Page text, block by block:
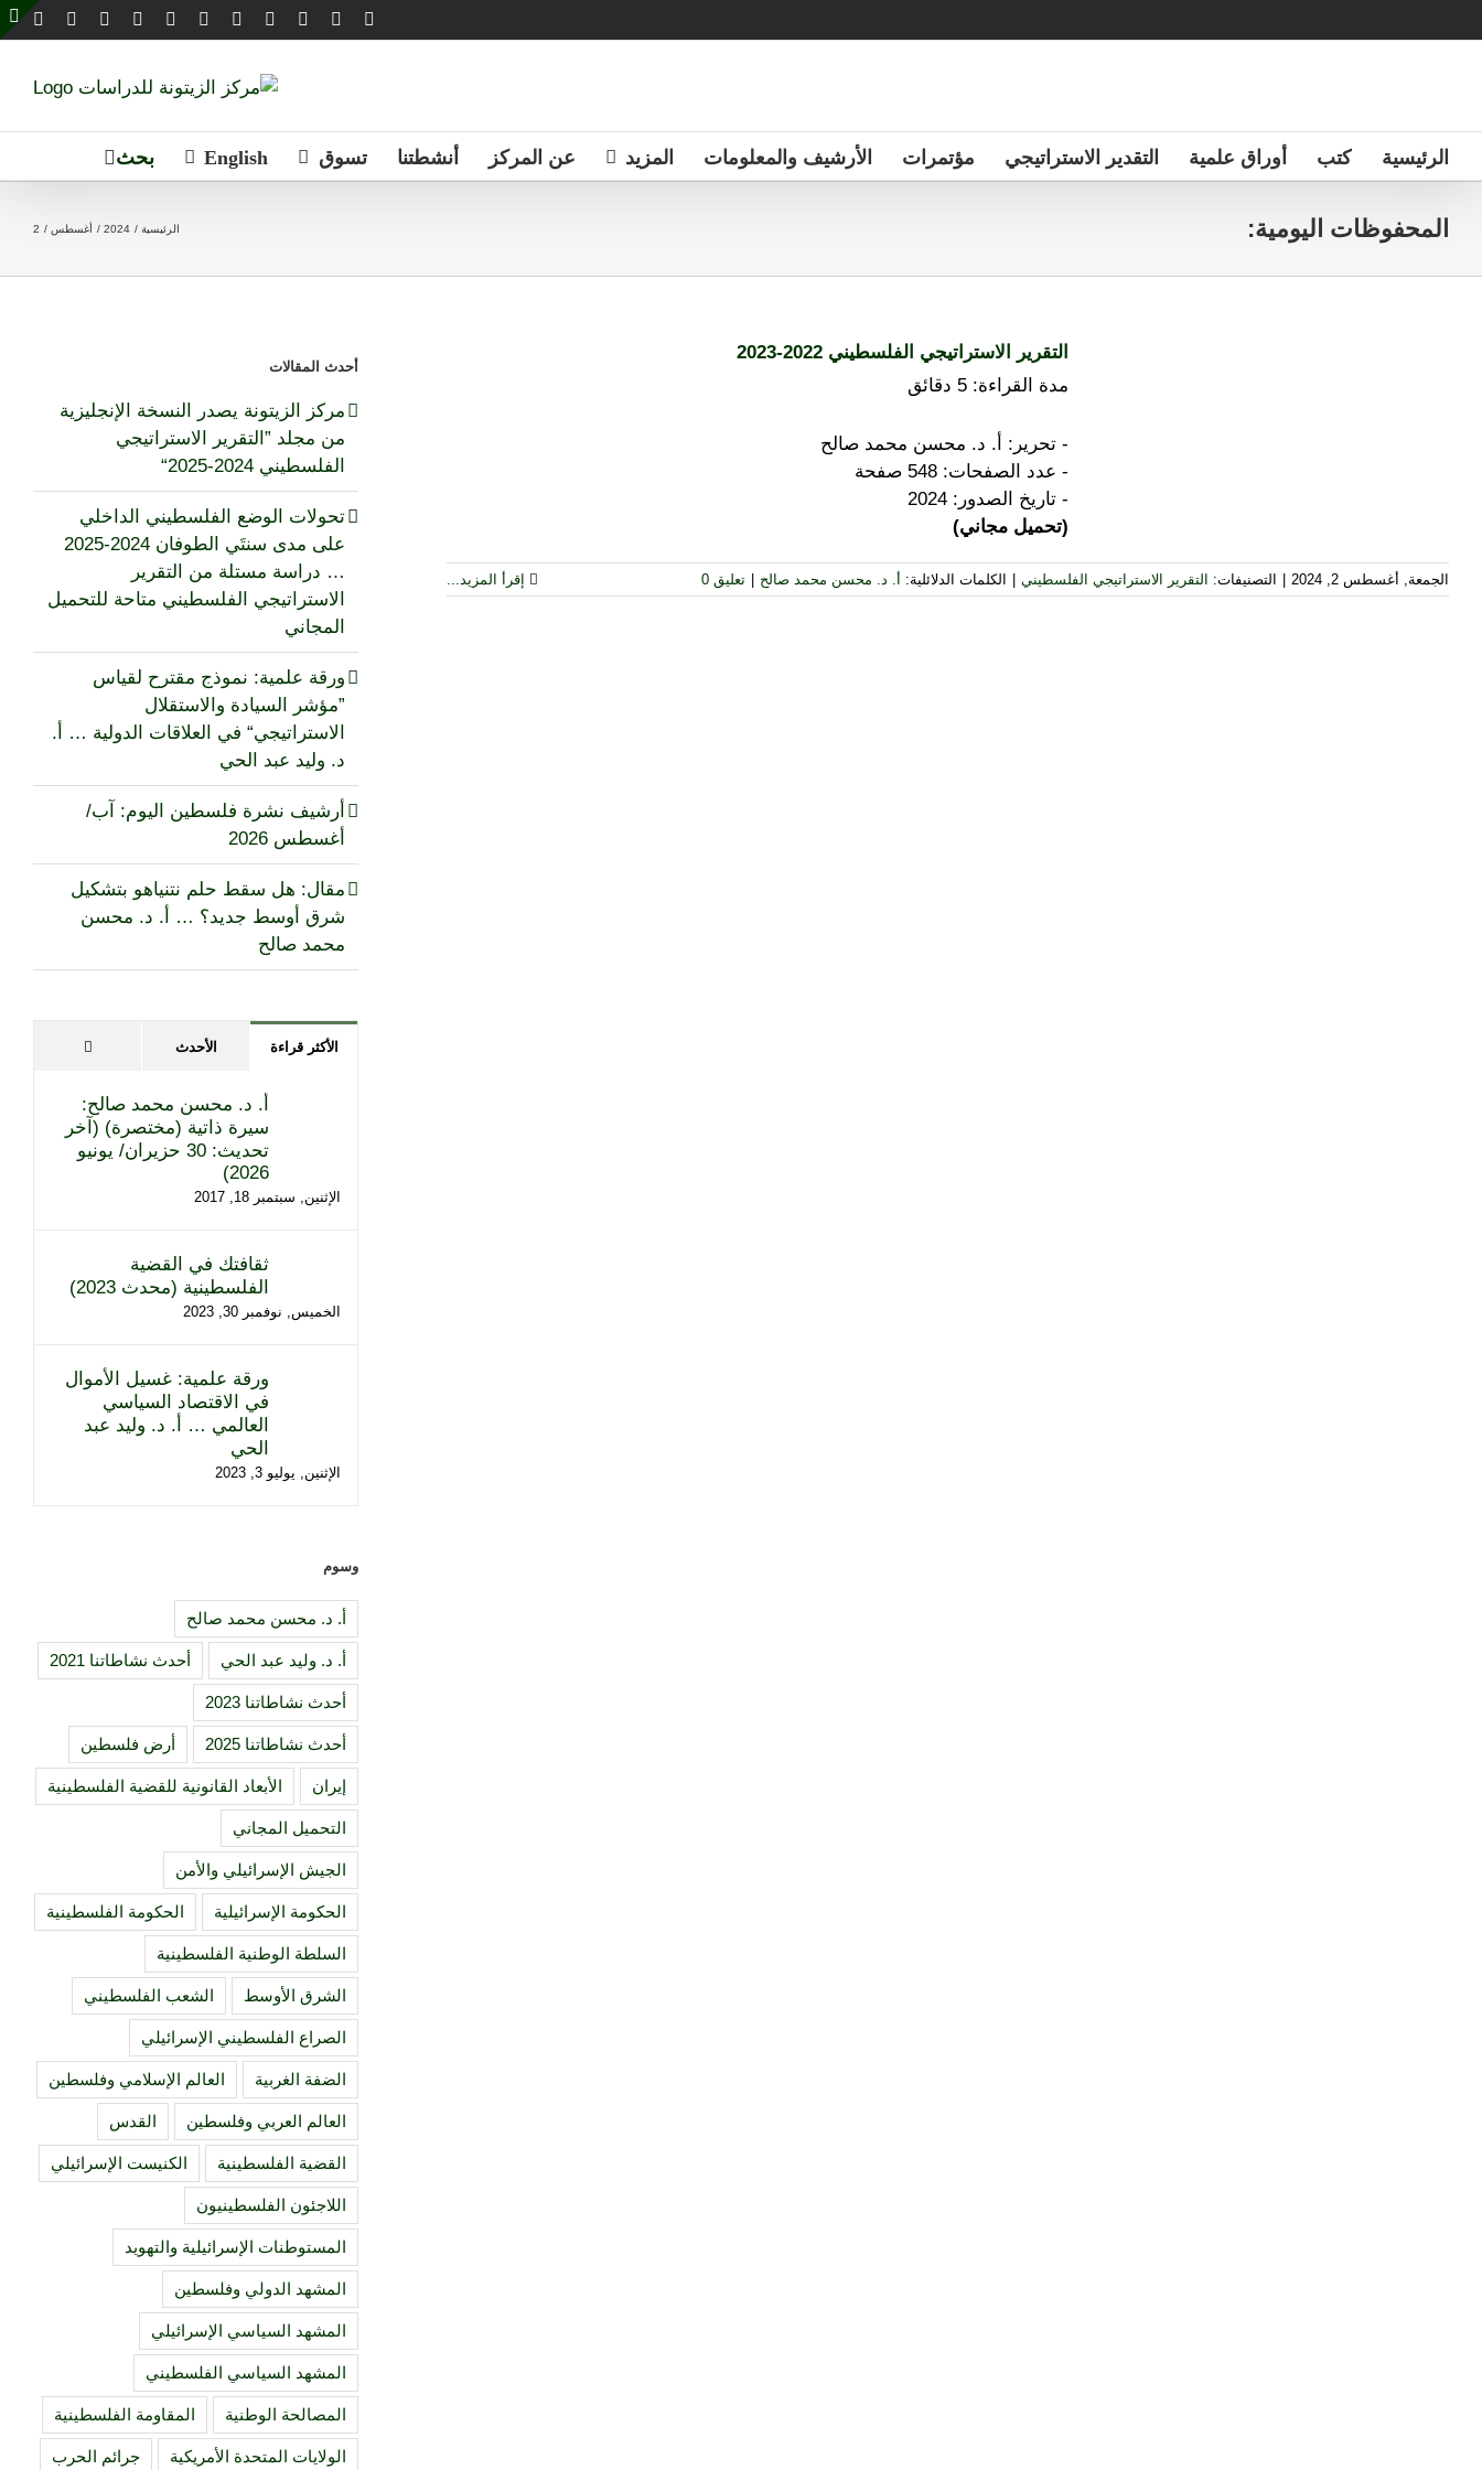
to
Facebook
Instagram
YouTube
Tiktok
Threads
LinkedIn
SoundCloud
WhatsApp
Telegram
الرئيسية كتب أوراق علمية التقدير الاستراتيجي مؤتمرات الأرشيف والمعلومات المزيد عن المركز أنشطتنا تسوق English
المحفوظات اليومية: الرئيسية 2024 أغسطس 2
التقرير الاستراتيجي الفلسطيني 2022-2023
مدة القراءة: 5 دقائق
- تحرير: أ. د. محسن محمد صالح
- عدد الصفحات: 548 صفحة
- تاريخ الصدور: 2024
(تحميل مجاني)
الجمعة, أغسطس 2, 2024 التصنيفات: التقرير الاستراتيجي الفلسطيني الكلمات الدلائلية: أ. د. محسن محمد صالح تعليق 0 إقرأ المزيد...
أحدث المقالات
مركز الزيتونة يصدر النسخة الإنجليزية
من مجلد ”التقرير الاستراتيجي
الفلسطيني 2024-2025“
تحولات الوضع الفلسطيني الداخلي
على مدى سنتَي الطوفان 2024-2025
… دراسة مستلة من التقرير
الاستراتيجي الفلسطيني متاحة للتحميل
المجاني
ورقة علمية: نموذج مقترح لقياس
”مؤشر السيادة والاستقلال
الاستراتيجي“ في العلاقات الدولية … أ.
د. وليد عبد الحي
أرشيف نشرة فلسطين اليوم: آب/
أغسطس 2026
مقال: هل سقط حلم نتنياهو بتشكيل
شرق أوسط جديد؟ … أ. د. محسن
محمد صالح
الأكثر قراءة الأحدث
أ. د. محسن محمد صالح:
سيرة ذاتية (مختصرة) (آخر
تحديث: 30 حزيران/ يونيو
2026)
الإثنين, سبتمبر 18, 2017
ثقافتك في القضية
الفلسطينية (محدث 2023)
الخميس, نوفمبر 30, 2023
ورقة علمية: غسيل الأموال
في الاقتصاد السياسي
العالمي … أ. د. وليد عبد
الحي
الإثنين, يوليو 3, 2023
وسوم
أ. د. محسن محمد صالح
أ. د. وليد عبد الحي أحدث نشاطاتنا 2021
أحدث نشاطاتنا 2023
أحدث نشاطاتنا 2025 أرض فلسطين
إيران الأبعاد القانونية للقضية الفلسطينية
التحميل المجاني
الجيش الإسرائيلي والأمن
الحكومة الإسرائيلية الحكومة الفلسطينية
السلطة الوطنية الفلسطينية
الشرق الأوسط الشعب الفلسطيني
الصراع الفلسطيني الإسرائيلي
الضفة الغربية العالم الإسلامي وفلسطين
العالم العربي وفلسطين القدس
القضية الفلسطينية الكنيست الإسرائيلي
اللاجئون الفلسطينيون
المستوطنات الإسرائيلية والتهويد
المشهد الدولي وفلسطين
المشهد السياسي الإسرائيلي
المشهد السياسي الفلسطيني
المصالحة الوطنية المقاومة الفلسطينية
الولايات المتحدة الأمريكية جرائم الحرب